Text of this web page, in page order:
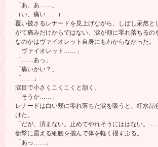
「あ、あ……」
（い、痛い……）
覆い被さるレナードを見上げながら、しばし呆然と
がて痛みだけからではない、涙が頬に零れ落ちるの
なのかはヴァイオレット自身にもわからなかった。
「ヴァイオレット……」
「……あっ」
「痛いかい？」
「……」
涙目で小さくこくこくと頷く。
「そうか……」
レナードは白い頬に零れ落ちた涙を吸うと、紅水晶
けた。
「だが、済まない。止めてやれそうにははない。
衝撃に震える細腰を掴んで体を軽く揺すぶる。
「あっ……」